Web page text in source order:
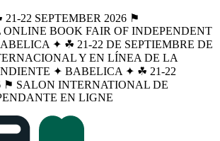
22 SEPTEMBER 2026 ⚑
BOOK FAIR OF INDEPENDENT
✦ ☘︎ 21-22 DE SEPTIEMBRE DE
Y EN LÍNEA DE LA
✦ BABELICA ✦ ☘︎ 21-22
⚑ SALON INTERNATIONAL DE
EN LIGNE